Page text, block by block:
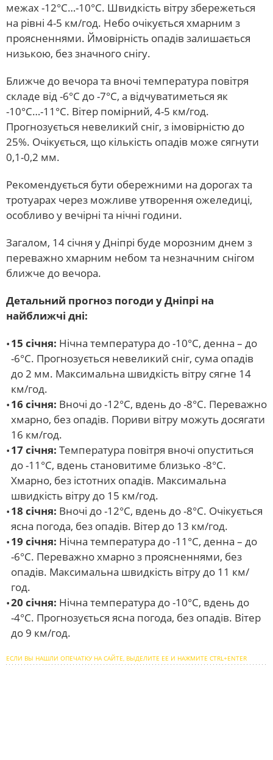
межах -12°С…-10°С. Швидкість вітру збережеться
на рівні 4-5 км/год. Небо очікується хмарним з
проясненнями. Ймовірність опадів залишається
низькою, без значного снігу.
Ближче до вечора та вночі температура повітря
складе від -6°С до -7°С, а відчуватиметься як
-10°С…-11°С. Вітер помірний, 4-5 км/год.
Прогнозується невеликий сніг, з імовірністю до
25%. Очікується, що кількість опадів може сягнути
0,1-0,2 мм.
Рекомендується бути обережними на дорогах та
тротуарах через можливе утворення ожеледиці,
особливо у вечірні та нічні години.
Загалом, 14 січня у Дніпрі буде морозним днем з
переважно хмарним небом та незначним снігом
ближче до вечора.
Детальний прогноз погоди у Дніпрі на
найближчі дні:
15 січня: Нічна температура до -10°С, денна – до
-6°С. Прогнозується невеликий сніг, сума опадів
до 2 мм. Максимальна швидкість вітру сягне 14
км/год.
16 січня: Вночі до -12°С, вдень до -8°С. Переважно
хмарно, без опадів. Пориви вітру можуть досягати
16 км/год.
17 січня: Температура повітря вночі опуститься
до -11°С, вдень становитиме близько -8°С.
Хмарно, без істотних опадів. Максимальна
швидкість вітру до 15 км/год.
18 січня: Вночі до -12°С, вдень до -8°С. Очікується
ясна погода, без опадів. Вітер до 13 км/год.
19 січня: Нічна температура до -11°С, денна – до
-6°С. Переважно хмарно з проясненнями, без
опадів. Максимальна швидкість вітру до 11 км/
год.
20 січня: Нічна температура до -10°С, вдень до
-4°С. Прогнозується ясна погода, без опадів. Вітер
до 9 км/год.
ЕСЛИ ВЫ НАШЛИ ОПЕЧАТКУ НА САЙТЕ, ВЫДЕЛИТЕ ЕЕ И НАЖМИТЕ CTRL+ENTER